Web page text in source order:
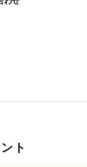
ト